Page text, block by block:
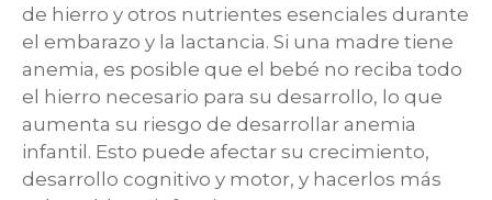
de hierro y otros nutrientes esenciales durante
el embarazo y la lactancia. Si una madre tiene
anemia, es posible que el bebé no reciba todo
el hierro necesario para su desarrollo, lo que
aumenta su riesgo de desarrollar anemia
infantil. Esto puede afectar su crecimiento,
desarrollo cognitivo y motor, y hacerlos más